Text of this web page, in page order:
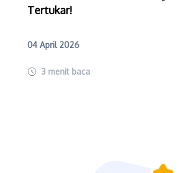
Tertukar!
04 April 2026
3 menit baca